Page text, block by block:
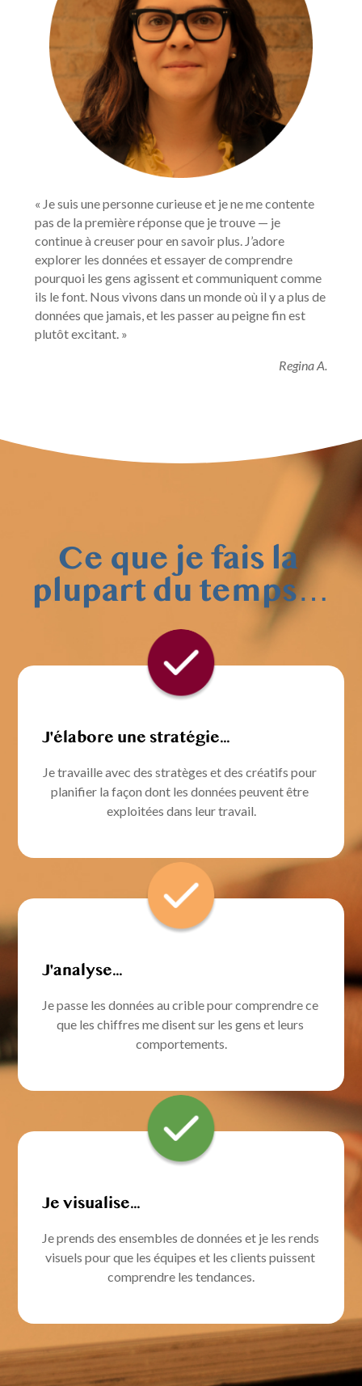
« Je suis une personne curieuse et je ne me contente
pas de la première réponse que je trouve — je
continue à creuser pour en savoir plus. J’adore
explorer les données et essayer de comprendre
pourquoi les gens agissent et communiquent comme
ils le font. Nous vivons dans un monde où il y a plus de
données que jamais, et les passer au peigne fin est
plutôt excitant. »
Regina A.
Ce que je fais la
plupart du temps…
Je travaille avec des stratèges et des créatifs pour
planifier la façon dont les données peuvent être
exploitées dans leur travail.
J'élabore une stratégie...
Je passe les données au crible pour comprendre ce
que les chiffres me disent sur les gens et leurs
comportements.
J'analyse...
Je prends des ensembles de données et je les rends
visuels pour que les équipes et les clients puissent
comprendre les tendances.
Je visualise...